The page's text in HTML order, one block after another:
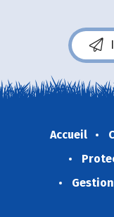
Accueil